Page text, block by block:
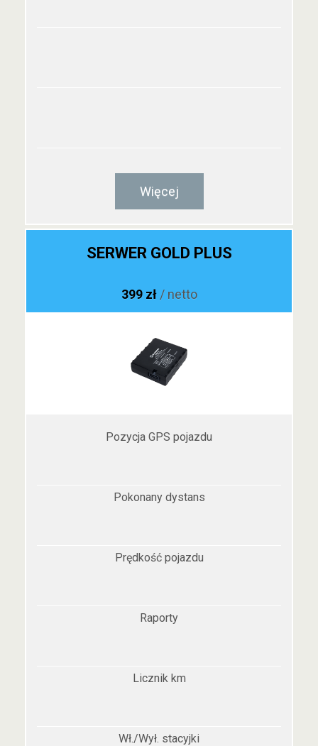
Więcej
SERWER GOLD PLUS
399 zł / netto
Pozycja GPS pojazdu
Pokonany dystans
Prędkość pojazdu
Raporty
Licznik km
Wł./Wył. stacyjki